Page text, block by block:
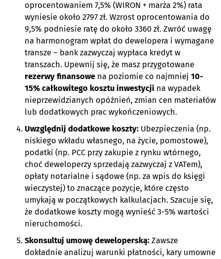
oprocentowaniem 7,5% (WIRON + marża 2%) rata
wyniesie około 2797 zł. Wzrost oprocentowania do
9,5% podniesie ratę do około 3360 zł. Zwróć uwagę
na harmonogram wpłat do dewelopera i wymagane
transze – bank zazwyczaj wypłaca kredyt w
transzach. Upewnij się, że masz przygotowane
rezerwy finansowe na poziomie co najmniej 10-
15% całkowitego kosztu inwestycji na wypadek
nieprzewidzianych opóźnień, zmian cen materiałów
lub dodatkowych prac wykończeniowych.
Uwzględnij dodatkowe koszty: Ubezpieczenia (np.
niskiego wkładu własnego, na życie, pomostowe),
podatki (np. PCC przy zakupie z rynku wtórnego,
choć deweloperzy sprzedają zazwyczaj z VATem),
opłaty notarialne i sądowe (np. za wpis do księgi
wieczystej) to znaczące pozycje, które często
umykają w początkowych kalkulacjach. Szacuje się,
że dodatkowe koszty mogą wynieść 3-5% wartości
nieruchomości.
Skonsultuj umowę deweloperską: Zawsze
dokładnie analizuj warunki płatności, kary umowne